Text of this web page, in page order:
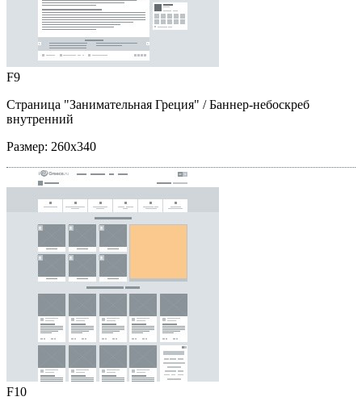
F9
Страница "Занимательная Греция" / Баннер-небоскреб
внутренний
Размер: 260x340
F10